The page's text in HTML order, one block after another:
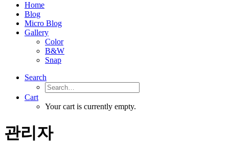
Home
Blog
Micro Blog
Gallery
Color
B&W
Snap
Search
Cart
Your cart is currently empty.
관리자